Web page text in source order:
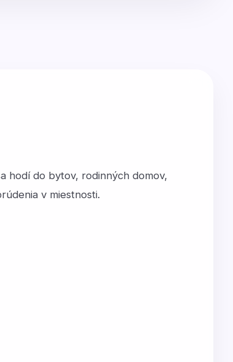
hodí do bytov, rodinných domov,
v miestnosti.